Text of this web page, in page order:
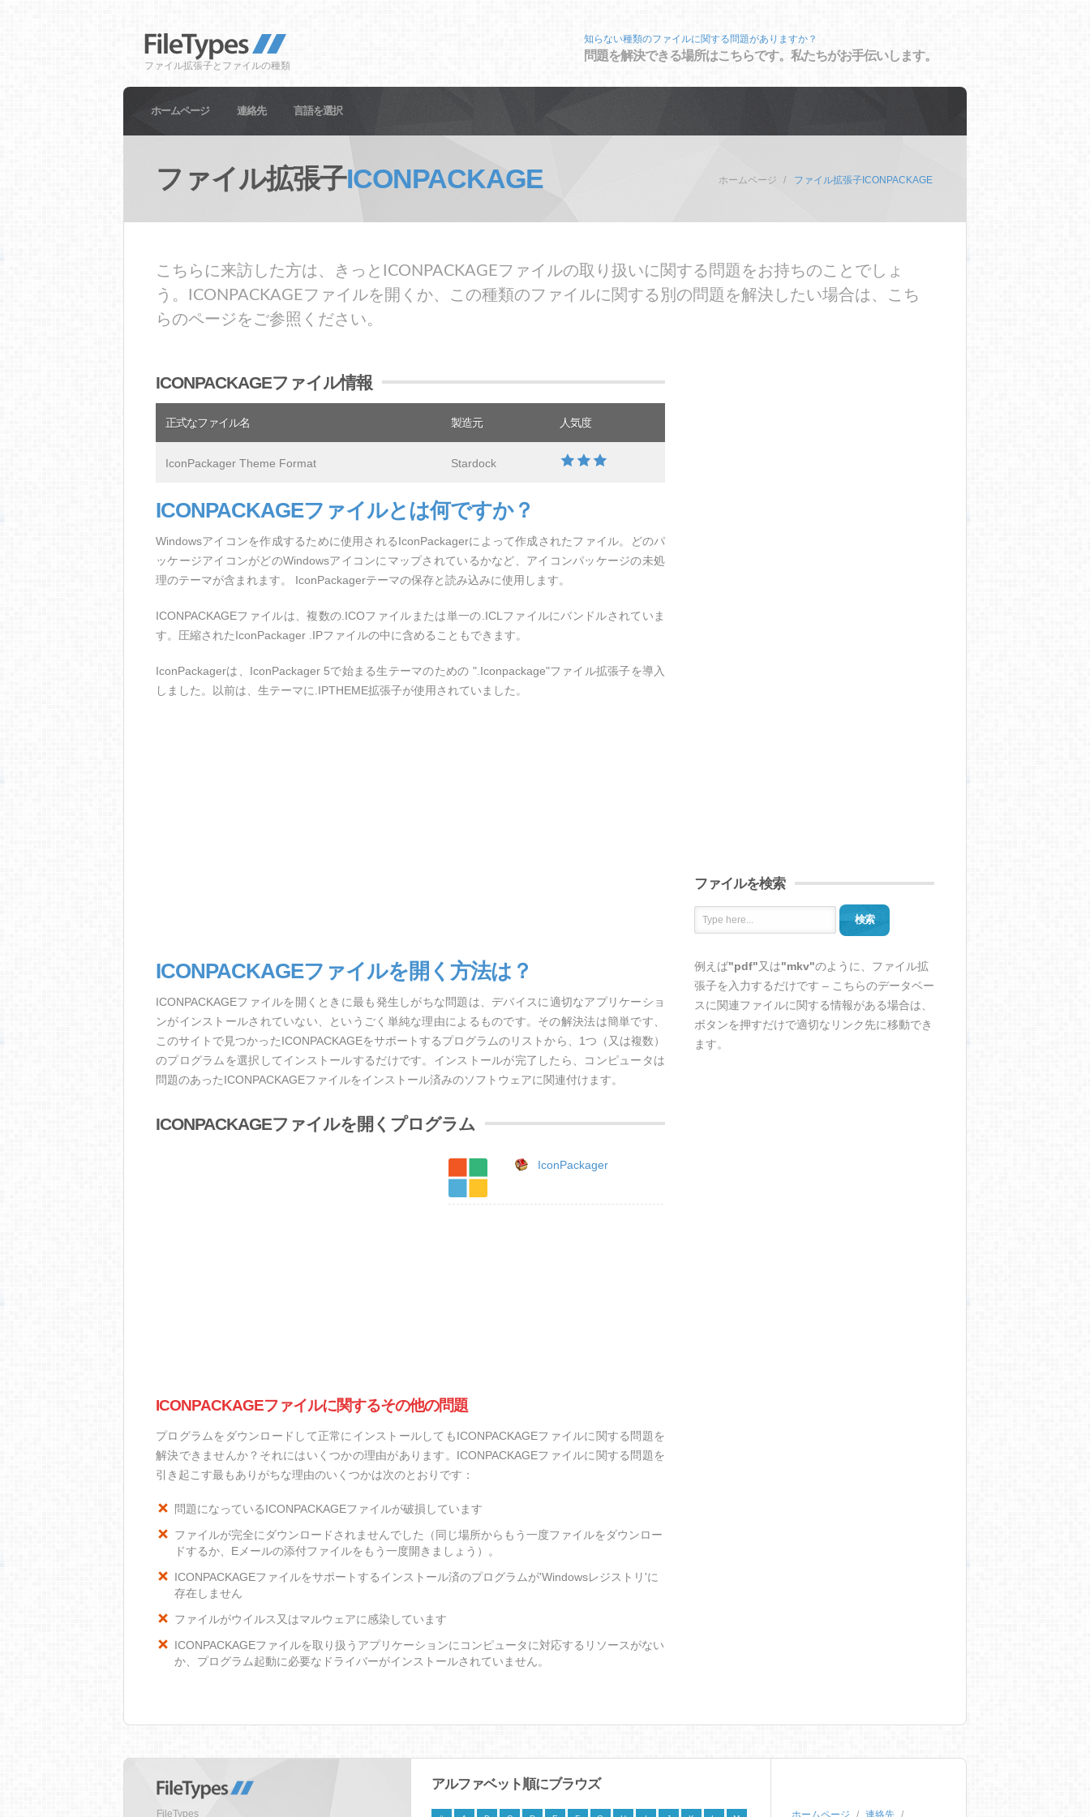
ファイル拡張子とファイルの種類
知らない種類のファイルに関する問題がありますか？
問題を解決できる場所はこちらです。私たちがお手伝いします。
ホームページ 連絡先 言語を選択
ファイル拡張子ICONPACKAGE ホームページ ファイル拡張子ICONPACKAGE
こちらに来訪した方は、きっとICONPACKAGEファイルの取り扱いに関する問題をお持ちのことでしょ
う。ICONPACKAGEファイルを開くか、この種類のファイルに関する別の問題を解決したい場合は、こち
らのページをご参照ください。
ICONPACKAGEファイル情報
正式なファイル名 製造元 人気度
IconPackager Theme Format Stardock
ICONPACKAGEファイルとは何ですか？
Windowsアイコンを作成するために使用されるIconPackagerによって作成されたファイル。どのパ
ッケージアイコンがどのWindowsアイコンにマップされているかなど、アイコンパッケージの未処
理のテーマが含まれます。 IconPackagerテーマの保存と読み込みに使用します。
ICONPACKAGEファイルは、複数の.ICOファイルまたは単一の.ICLファイルにバンドルされていま
す。圧縮されたIconPackager .IPファイルの中に含めることもできます。
IconPackagerは、IconPackager 5で始まる生テーマのための ".Iconpackage"ファイル拡張子を導入
しました。以前は、生テーマに.IPTHEME拡張子が使用されていました。
ICONPACKAGEファイルを開く方法は？
ICONPACKAGEファイルを開くときに最も発生しがちな問題は、デバイスに適切なアプリケーショ
ンがインストールされていない、というごく単純な理由によるものです。その解決法は簡単です、
このサイトで見つかったICONPACKAGEをサポートするプログラムのリストから、1つ（又は複数）
のプログラムを選択してインストールするだけです。インストールが完了したら、コンピュータは
問題のあったICONPACKAGEファイルをインストール済みのソフトウェアに関連付けます。
ICONPACKAGEファイルを開くプログラム
IconPackager
ICONPACKAGEファイルに関するその他の問題
プログラムをダウンロードして正常にインストールしてもICONPACKAGEファイルに関する問題を
解決できませんか？それにはいくつかの理由があります。ICONPACKAGEファイルに関する問題を
引き起こす最もありがちな理由のいくつかは次のとおりです：
問題になっているICONPACKAGEファイルが破損しています
ファイルが完全にダウンロードされませんでした（同じ場所からもう一度ファイルをダウンロー
ドするか、Eメールの添付ファイルをもう一度開きましょう）。
ICONPACKAGEファイルをサポートするインストール済のプログラムが'Windowsレジストリ'に
存在しません
ファイルがウイルス又はマルウェアに感染しています
ICONPACKAGEファイルを取り扱うアプリケーションにコンピュータに対応するリソースがない
か、プログラム起動に必要なドライバーがインストールされていません。
ファイルを検索
検索
例えば"pdf"又は"mkv"のように、ファイル拡
張子を入力するだけです – こちらのデータベー
スに関連ファイルに関する情報がある場合は、
ボタンを押すだけで適切なリンク先に移動でき
ます。
FileTypes
アルファベット順にブラウズ
ホームページ 連絡先